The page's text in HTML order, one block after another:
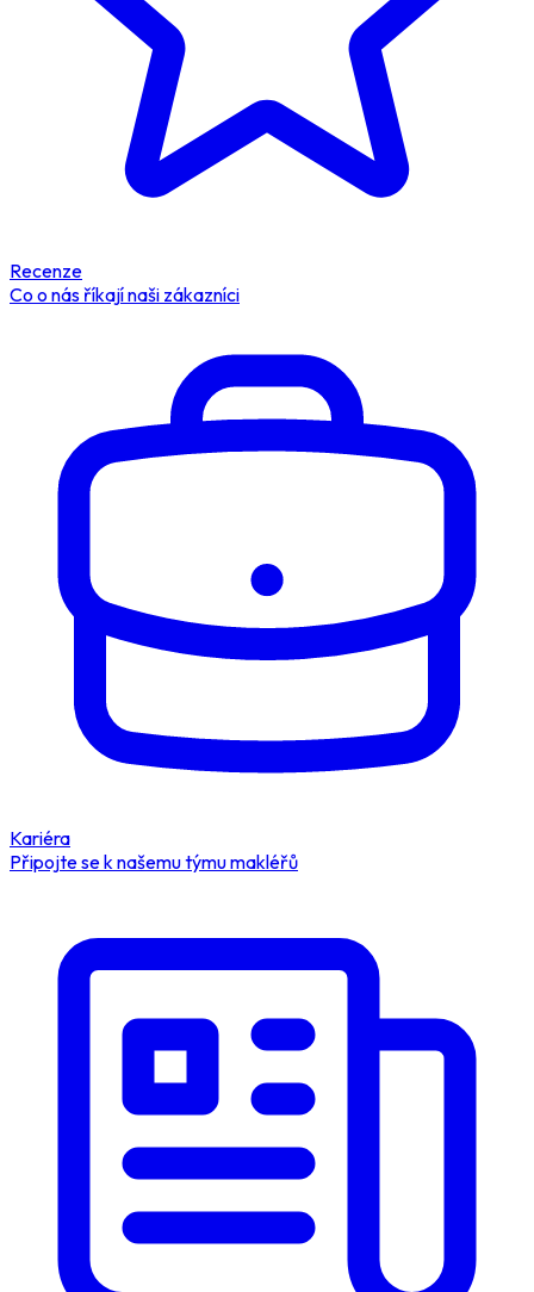
Recenze
Co o nás říkají naši zákazníci
Kariéra
Připojte se k našemu týmu makléřů